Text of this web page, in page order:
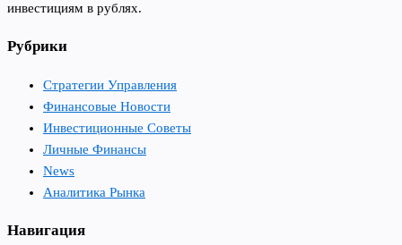
инвестициям в рублях.
Рубрики
Стратегии Управления
Финансовые Новости
Инвестиционные Советы
Личные Финансы
News
Аналитика Рынка
Навигация